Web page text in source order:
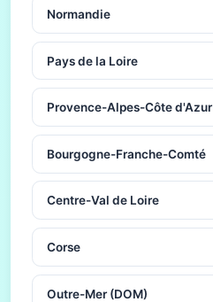
Normandie
Pays de la Loire
Provence-Alpes-Côte d'Azur
Bourgogne-Franche-Comté
Centre-Val de Loire
Corse
Outre-Mer (DOM)